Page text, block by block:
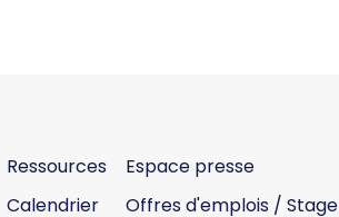
Ressources
Calendrier
Espace presse
Offres d'emplois / Stage